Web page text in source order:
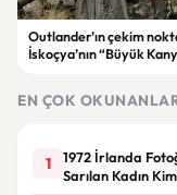
Outlander’ın çekim
İskoçya’nın “Büyük
EN ÇOK
1
1972 İrlanda
Sarılan Kadın